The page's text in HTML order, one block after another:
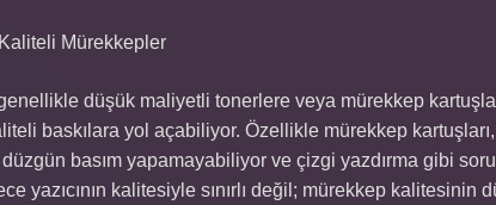
Mürekkepler
düşük maliyetli tonerlere veya mürekkep
baskılara yol açabiliyor. Özellikle mürekkep
basım yapamayabiliyor ve çizgi yazdırma gibi
yazıcının kalitesiyle sınırlı değil; mürekkep kalitesinin